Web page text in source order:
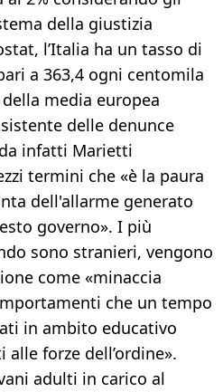
della giustizia
l’Italia ha un tasso di
a 363,4 ogni centomila
media europea
delle denunce
infatti Marietti
termini che «è la paura
dell'allarme generato
governo». I più
sono stranieri, vengono
come «minaccia
che un tempo
in ambito educativo
forze dell’ordine».
adulti in carico al